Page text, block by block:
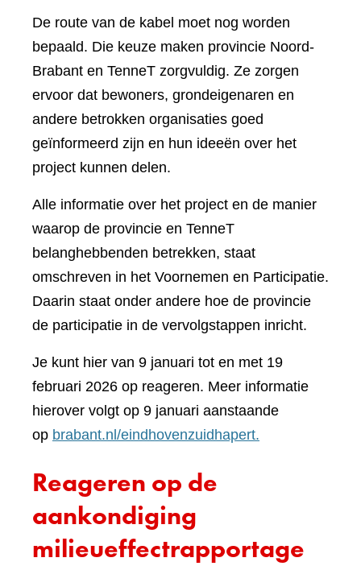
De route van de kabel moet nog worden
bepaald. Die keuze maken provincie Noord-
Brabant en TenneT zorgvuldig. Ze zorgen
ervoor dat bewoners, grondeigenaren en
andere betrokken organisaties goed
geïnformeerd zijn en hun ideeën over het
project kunnen delen.
Alle informatie over het project en de manier
waarop de provincie en TenneT
belanghebbenden betrekken, staat
omschreven in het Voornemen en Participatie.
Daarin staat onder andere hoe de provincie
de participatie in de vervolgstappen inricht.
Je kunt hier van 9 januari tot en met 19
februari 2026 op reageren. Meer informatie
hierover volgt op 9 januari aanstaande
op brabant.nl/eindhovenzuidhapert.
Reageren op de
aankondiging
milieueffectrapportage